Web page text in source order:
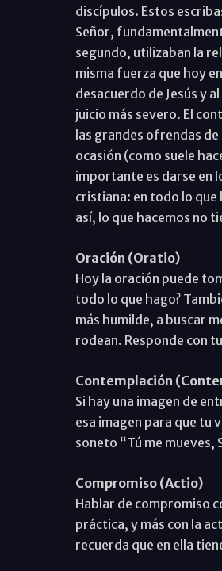
discípulos. Estos
Señor,
segundo, utilizaban la
misma fuerza que hoy
desacuerdo de Jesús y
juicio más severo. El
las grandes ofrendas
ocasión (como suele
importante es darse en
cristiana: en todo lo que
así, lo que hacemos no
Oración (Oratio)
Hoy la oración puede
todo lo que hago?
más humilde, a buscar
rodean. Responde con
Contemplación
Si hay una imagen de
esa imagen para que tu
soneto “Tú me mueves,
Compromiso (Actio)
Hablar de compromiso
práctica, y más con la
recuerda que en ella